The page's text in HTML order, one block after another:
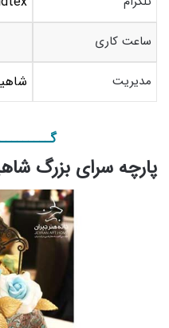
ساعت کاری
مدیریت
پارچه سرای بزرگ